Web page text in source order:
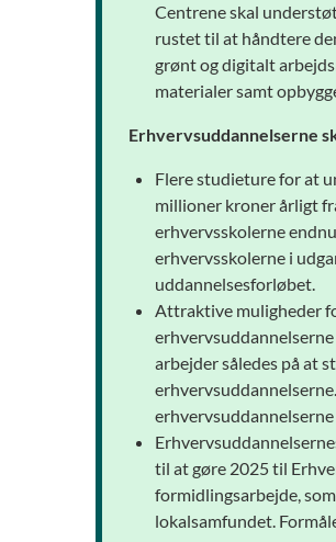
Centrene skal
rustet til at håndtere
grønt og digitalt
materialer samt
Erhvervsuddannelserne
Flere studieture for at
millioner kroner årligt
erhvervsskolerne
erhvervsskolerne i
uddannelsesforløbet.
Attraktive muligheder
arbejder således på at
til at gøre 2025 til
formidlingsarbejde,
lokalsamfundet.